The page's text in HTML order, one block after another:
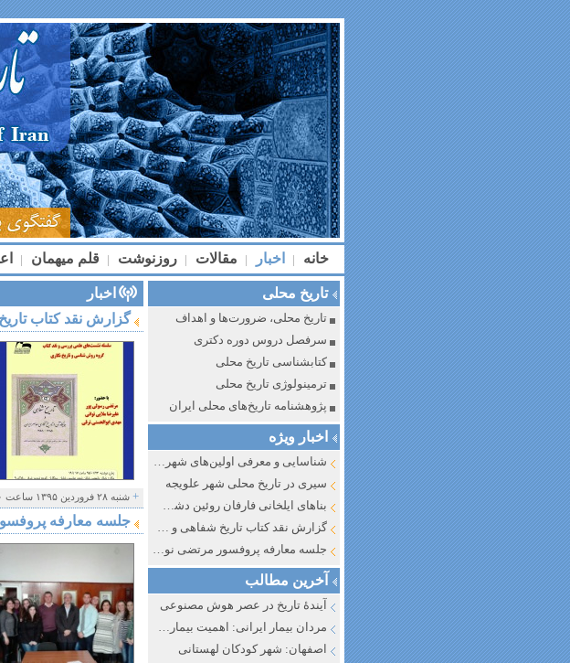
خانه | اخبار | مقالات | روزنوشت | قلم میهمان |
تاریخ محلی
تاریخ محلی، ضرورت‌ها و اهداف
سرفصل دروس دوره دکتری
کتابشناسی تاریخ محلی
ترمینولوژی تاریخ محلی
پژوهشنامه تاریخ‌های محلی ایران
اخبار ویژه
شناسایی و معرفی اولین‌های شهر مشهد
سیری در تاریخ محلی شهر علویجه
بناهای ایلخانی فارفان روئین دشت اصفهان
گزارش نقد کتاب تاریخ شفاهی و جایگاه آن در تاریخ نگاری معاصر ایران ۱۳۸۵-۱۳۵۸
جلسه معارفه پروفسور مرتضی نورائی در دپارتمان شرق‌شناسی دانشگاه صوفیا، بلغارستان
آخرین مطالب
آیندهٔ تاریخ در عصر هوش مصنوعی
مردان بیمار ایرانی: اهمیت بیماری به عنوان عاملی در تفسیر تاریخ سیاسی ایران جدید
اصفهان: شهر کودکان لهستانی
اخبار
گزارش نقد کتاب تاریخ
+ شنبه ۲۸ فروردین ۱۳۹۵ ساعت ۱۴:۰۰
جلسه معارفه